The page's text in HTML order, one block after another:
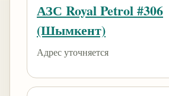
АЗС Royal Petrol #306
(Шымкент)
Адрес уточняется